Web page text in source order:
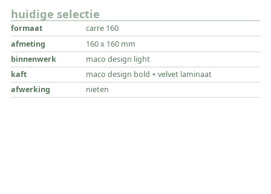
huidige selectie
formaat
carre 160
afmeting
160 x 160 mm
binnenwerk
maco design light
kaft
maco design bold + velvet laminaat
afwerking
nieten